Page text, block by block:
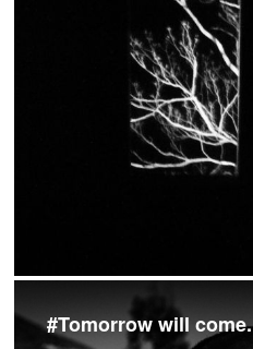
#Tomorrow will come.